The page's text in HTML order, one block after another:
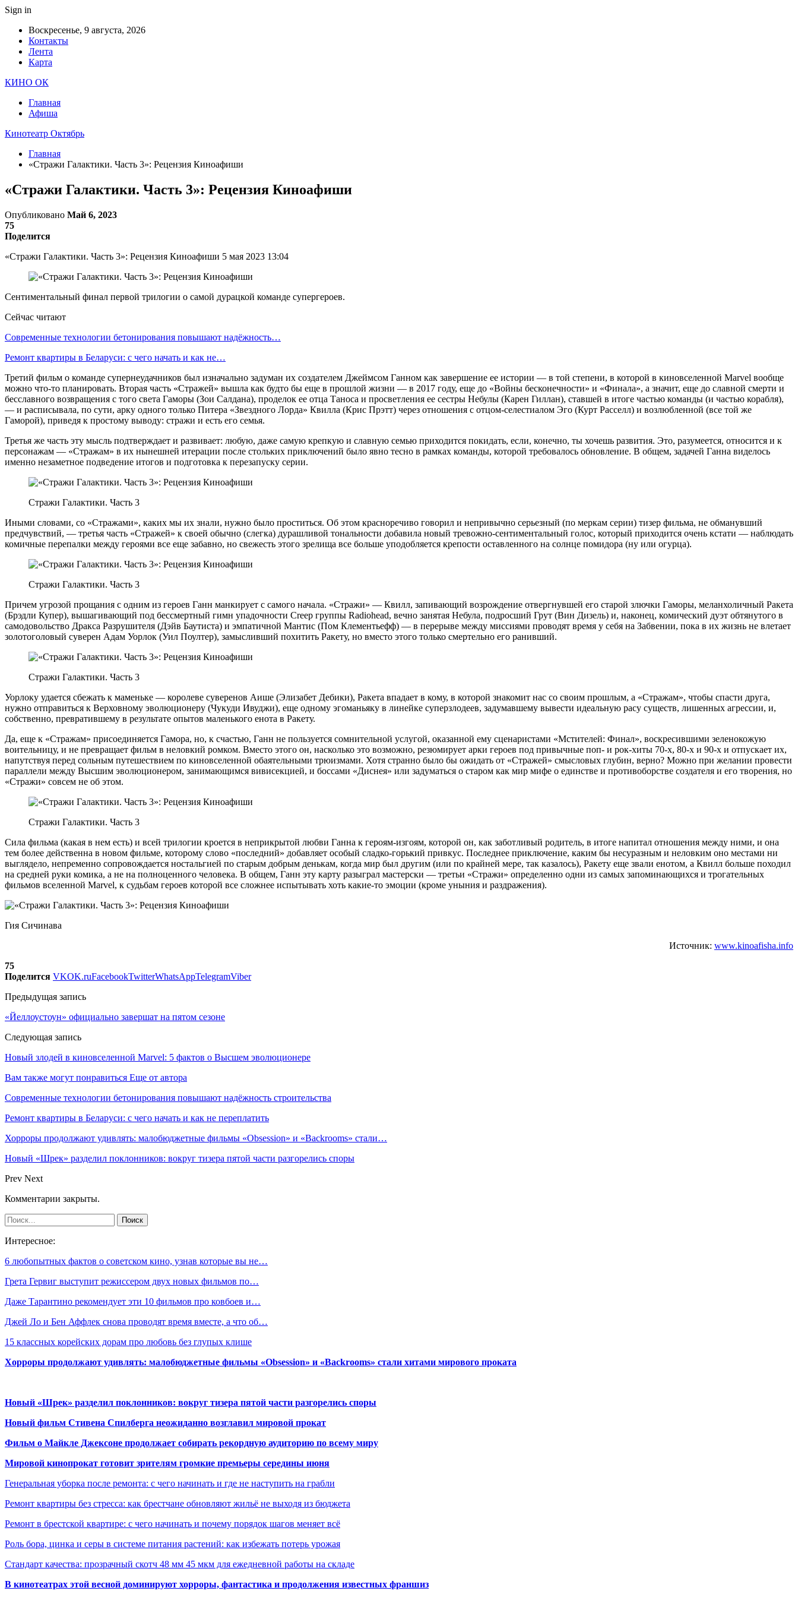
Sign in
Воскресенье, 9 августа, 2026
Контакты
Лента
Карта
КИНО ОК
Главная
Афиша
Кинотеатр Октябрь
Главная
«Стражи Галактики. Часть 3»: Рецензия Киноафиши
«Стражи Галактики. Часть 3»: Рецензия Киноафиши
Опубликовано Май 6, 2023
75
Поделится
«Стражи Галактики. Часть 3»: Рецензия Киноафиши 5 мая 2023 13:04
Сентиментальный финал первой трилогии о самой дурацкой команде супергероев.
Сейчас читают
Современные технологии бетонирования повышают надёжность…
Ремонт квартиры в Беларуси: с чего начать и как не…
Третий фильм о команде супернеудачников был изначально задуман их создателем Джеймсом Ганном как завершение ее истории — в той степени, в которой в киновселенной Marvel вообще
можно что-то планировать. Вторая часть «Стражей» вышла как будто бы еще в прошлой жизни — в 2017 году, еще до «Войны бесконечности» и «Финала», а значит, еще до славной смерти и
бесславного возвращения с того света Гаморы (Зои Салдана), проделок ее отца Таноса и просветления ее сестры Небулы (Карен Гиллан), ставшей в итоге частью команды (и частью корабля),
— и расписывала, по сути, арку одного только Питера «Звездного Лорда» Квилла (Крис Прэтт) через отношения с отцом-селестиалом Эго (Курт Расселл) и возлюбленной (все той же
Гаморой), приведя к простому выводу: стражи и есть его семья.
Третья же часть эту мысль подтверждает и развивает: любую, даже самую крепкую и славную семью приходится покидать, если, конечно, ты хочешь развития. Это, разумеется, относится и к
персонажам — «Стражам» в их нынешней итерации после стольких приключений было явно тесно в рамках команды, которой требовалось обновление. В общем, задачей Ганна виделось
именно незаметное подведение итогов и подготовка к перезапуску серии.
Стражи Галактики. Часть 3
Иными словами, со «Стражами», каких мы их знали, нужно было проститься. Об этом красноречиво говорил и непривычно серьезный (по меркам серии) тизер фильма, не обманувший
предчувствий, — третья часть «Стражей» к своей обычно (слегка) дурашливой тональности добавила новый тревожно-сентиментальный голос, который приходится очень кстати — наблюдать
комичные перепалки между героями все еще забавно, но свежесть этого зрелища все больше уподобляется крепости оставленного на солнце помидора (ну или огурца).
Стражи Галактики. Часть 3
Причем угрозой прощания с одним из героев Ганн манкирует с самого начала. «Стражи» — Квилл, запивающий возрождение отвергнувшей его старой злючки Гаморы, меланхоличный Ракета
(Брэдли Купер), вышагивающий под бессмертный гимн упадочности Creep группы Radiohead, вечно занятая Небула, подросший Грут (Вин Дизель) и, наконец, комический дуэт обтянутого в
самодовольство Дракса Разрушителя (Дэйв Баутиста) и эмпатичной Мантис (Пом Клементьефф) — в перерыве между миссиями проводят время у себя на Забвении, пока в их жизнь не влетает
золотоголовый суверен Адам Уорлок (Уил Поултер), замысливший похитить Ракету, но вместо этого только смертельно его ранивший.
Стражи Галактики. Часть 3
Уорлоку удается сбежать к маменьке — королеве суверенов Аише (Элизабет Дебики), Ракета впадает в кому, в которой знакомит нас со своим прошлым, а «Стражам», чтобы спасти друга,
нужно отправиться к Верховному эволюционеру (Чукуди Ивуджи), еще одному эгоманьяку в линейке суперзлодеев, задумавшему вывести идеальную расу существ, лишенных агрессии, и,
собственно, превратившему в результате опытов маленького енота в Ракету.
Да, еще к «Стражам» присоединяется Гамора, но, к счастью, Ганн не пользуется сомнительной услугой, оказанной ему сценаристами «Мстителей: Финал», воскресившими зеленокожую
воительницу, и не превращает фильм в неловкий ромком. Вместо этого он, насколько это возможно, резюмирует арки героев под привычные поп- и рок-хиты 70-х, 80-х и 90-х и отпускает их,
напутствуя перед сольным путешествием по киновселенной обаятельными трюизмами. Хотя странно было бы ожидать от «Стражей» смысловых глубин, верно? Можно при желании провести
параллели между Высшим эволюционером, занимающимся вивисекцией, и боссами «Диснея» или задуматься о старом как мир мифе о единстве и противоборстве создателя и его творения, но
«Стражи» совсем не об этом.
Стражи Галактики. Часть 3
Сила фильма (какая в нем есть) и всей трилогии кроется в неприкрытой любви Ганна к героям-изгоям, которой он, как заботливый родитель, в итоге напитал отношения между ними, и она
тем более действенна в новом фильме, которому слово «последний» добавляет особый сладко-горький привкус. Последнее приключение, каким бы несуразным и неловким оно местами ни
выглядело, непременно сопровождается ностальгией по старым добрым денькам, когда мир был другим (или по крайней мере, так казалось), Ракету еще звали енотом, а Квилл больше походил
на средней руки комика, а не на полноценного человека. В общем, Ганн эту карту разыграл мастерски — третьи «Стражи» определенно одни из самых запоминающихся и трогательных
фильмов вселенной Marvel, к судьбам героев которой все сложнее испытывать хоть какие-то эмоции (кроме уныния и раздражения).
Гия Сичинава
Источник: www.kinoafisha.info
75
Поделится VKOK.ruFacebookTwitterWhatsAppTelegramViber
Предыдущая запись
«Йеллоустоун» официально завершат на пятом сезоне
Следующая запись
Новый злодей в киновселенной Marvel: 5 фактов о Высшем эволюционере
Вам также могут понравиться Еще от автора
Современные технологии бетонирования повышают надёжность строительства
Ремонт квартиры в Беларуси: с чего начать и как не переплатить
Хорроры продолжают удивлять: малобюджетные фильмы «Obsession» и «Backrooms» стали…
Новый «Шрек» разделил поклонников: вокруг тизера пятой части разгорелись споры
Prev Next
Комментарии закрыты.
Интересное:
6 любопытных фактов о советском кино, узнав которые вы не…
Грета Гервиг выступит режиссером двух новых фильмов по…
Даже Тарантино рекомендует эти 10 фильмов про ковбоев и…
Джей Ло и Бен Аффлек снова проводят время вместе, а что об…
15 классных корейских дорам про любовь без глупых клише
Хорроры продолжают удивлять: малобюджетные фильмы «Obsession» и «Backrooms» стали хитами мирового проката
Новый «Шрек» разделил поклонников: вокруг тизера пятой части разгорелись споры
Новый фильм Стивена Спилберга неожиданно возглавил мировой прокат
Фильм о Майкле Джексоне продолжает собирать рекордную аудиторию по всему миру
Мировой кинопрокат готовит зрителям громкие премьеры середины июня
Генеральная уборка после ремонта: с чего начинать и где не наступить на грабли
Ремонт квартиры без стресса: как брестчане обновляют жильё не выходя из бюджета
Ремонт в брестской квартире: с чего начинать и почему порядок шагов меняет всё
Роль бора, цинка и серы в системе питания растений: как избежать потерь урожая
Стандарт качества: прозрачный скотч 48 мм 45 мкм для ежедневной работы на складе
В кинотеатрах этой весной доминируют хорроры, фантастика и продолжения известных франшиз